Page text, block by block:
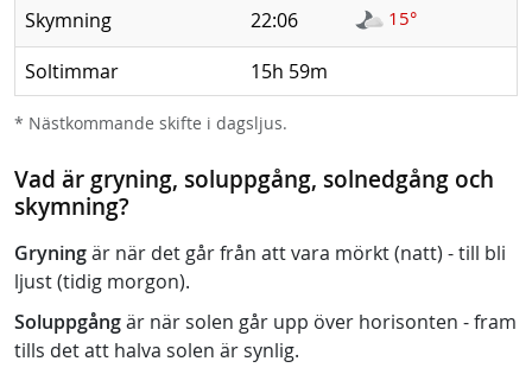
Skymning 22:06 15°
Soltimmar 15h 59m
* Nästkommande skifte i dagsljus.
Vad är gryning, soluppgång, solnedgång och
skymning?
Gryningär när det går från att vara mörkt (natt) - till bli
ljust (tidig morgon).
Soluppgångär när solen går upp över horisonten - fram
tills det att halva solen är synlig.